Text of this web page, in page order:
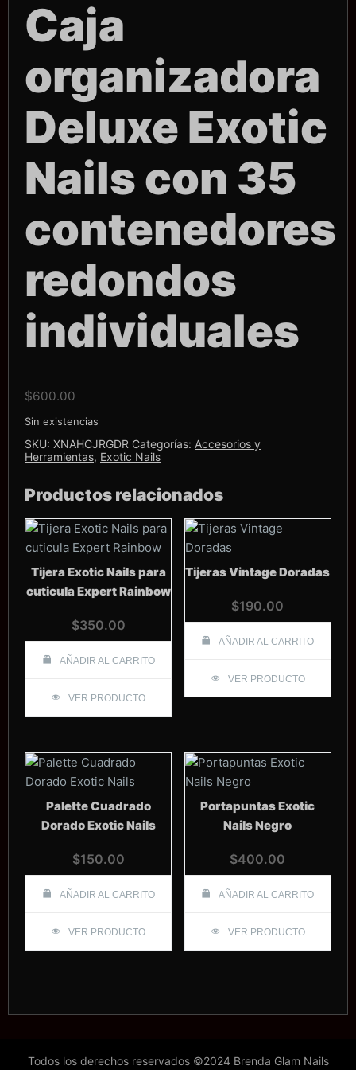
Caja
organizadora
Deluxe Exotic
Nails con 35
contenedores
redondos
individuales
$600.00
Sin existencias
SKU: XNAHCJRGDR Categorías: Accesorios y
Herramientas, Exotic Nails
Productos relacionados
Tijera Exotic Nails para
cuticula Expert Rainbow
$350.00
AÑADIR AL CARRITO
VER PRODUCTO
Tijeras Vintage Doradas
$190.00
AÑADIR AL CARRITO
VER PRODUCTO
Palette Cuadrado
Dorado Exotic Nails
$150.00
AÑADIR AL CARRITO
VER PRODUCTO
Portapuntas Exotic
Nails Negro
$400.00
AÑADIR AL CARRITO
VER PRODUCTO
Todos los derechos reservados ©2024 Brenda Glam Nails